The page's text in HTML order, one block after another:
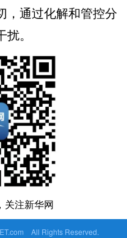
，通过化解和管控分
。
关注新华网
All Rights Reserved.